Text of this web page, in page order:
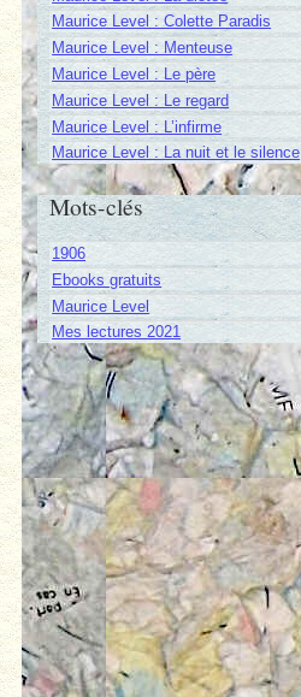
Maurice Level : Colette Paradis
Maurice Level : Menteuse
Maurice Level : Le père
Maurice Level : Le regard
Maurice Level : L’infirme
Maurice Level : La nuit et le silence
Mots-clés
1906
Ebooks gratuits
Maurice Level
Mes lectures 2021